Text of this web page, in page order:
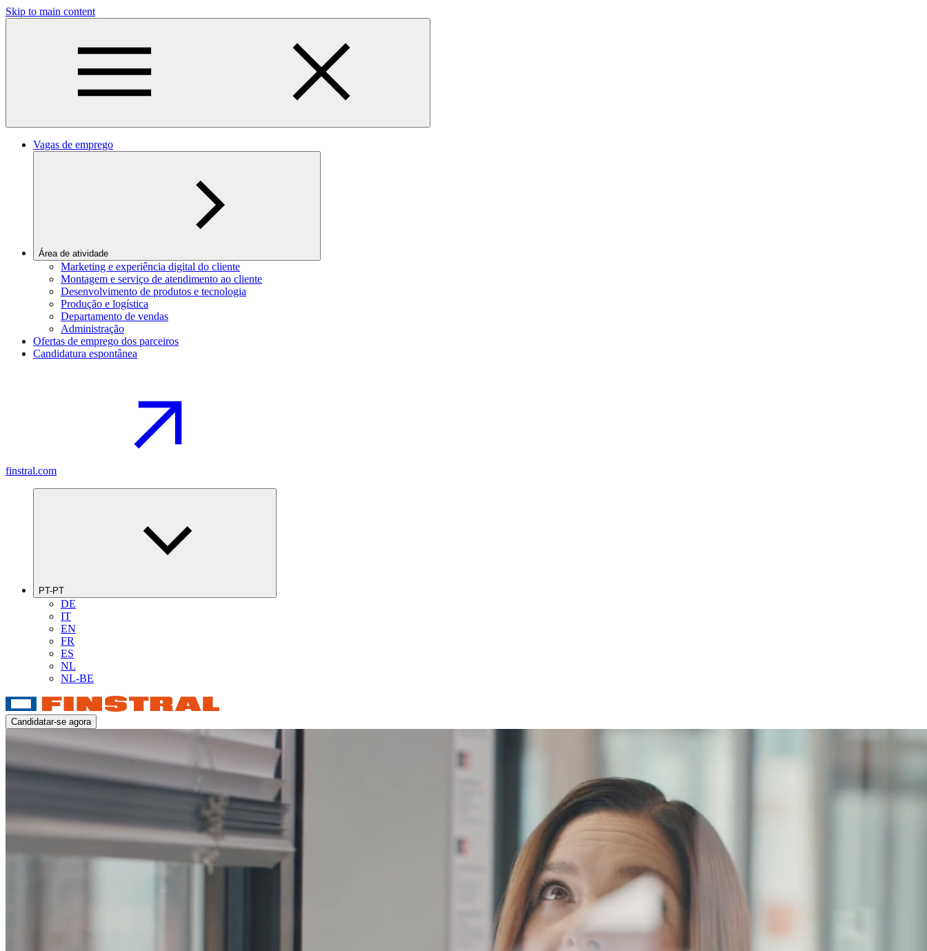
Skip to main content
Vagas de emprego
Área de atividade
Marketing e experiência digital do cliente
Montagem e serviço de atendimento ao cliente
Desenvolvimento de produtos e tecnologia
Produção e logística
Departamento de vendas
Administração
Ofertas de emprego dos parceiros
Candidatura espontânea
finstral.com
PT-PT
DE
IT
EN
FR
ES
NL
NL-BE
Candidatar-se agora